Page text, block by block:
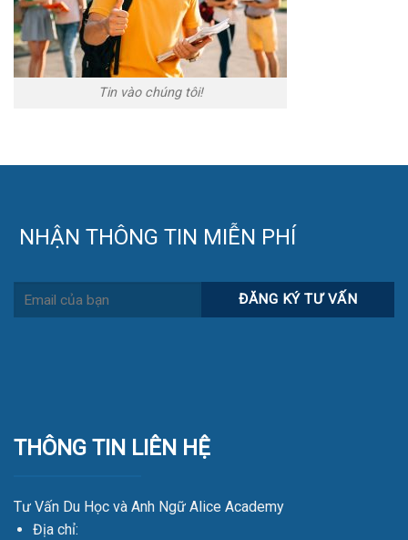
Tin vào chúng tôi!
NHẬN THÔNG TIN MIỄN PHÍ
THÔNG TIN LIÊN HỆ
Tư Vấn Du Học và Anh Ngữ Alice Academy
Địa chỉ: